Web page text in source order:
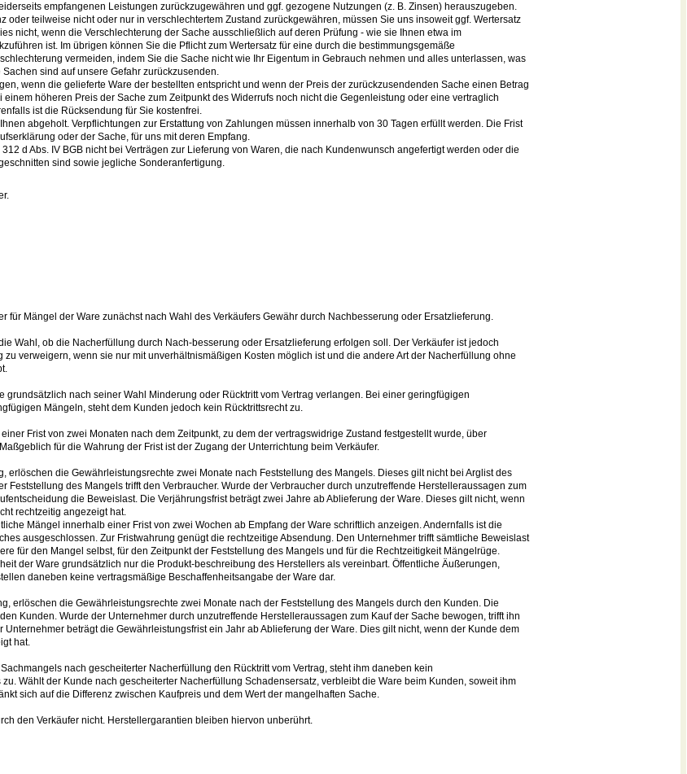
empfangenen Leistungen zurückzugewähren und ggf. gezogene Nutzungen (z. B. Zinsen) herauszugeben.
oder teilweise nicht oder nur in verschlechtertem Zustand zurückgewähren, müssen Sie uns insoweit ggf. Wertersatz
nicht, wenn die Verschlechterung der Sache ausschließlich auf deren Prüfung - wie sie Ihnen etwa im
ist. Im übrigen können Sie die Pflicht zum Wertersatz für eine durch die bestimmungsgemäße
vermeiden, indem Sie die Sache nicht wie Ihr Eigentum in Gebrauch nehmen und alles unterlassen, was
sind auf unsere Gefahr zurückzusenden.
wenn die gelieferte Ware der bestellten entspricht und wenn der Preis der zurückzusendenden Sache einen Betrag
höheren Preis der Sache zum Zeitpunkt des Widerrufs noch nicht die Gegenleistung oder eine vertraglich
ist die Rücksendung für Sie kostenfrei.
abgeholt. Verpflichtungen zur Erstattung von Zahlungen müssen innerhalb von 30 Tagen erfüllt werden. Die Frist
oder der Sache, für uns mit deren Empfang.
d Abs. IV BGB nicht bei Verträgen zur Lieferung von Waren, die nach Kundenwunsch angefertigt werden oder die
sind sowie jegliche Sonderanfertigung.
für Mängel der Ware zunächst nach Wahl des Verkäufers Gewähr durch Nachbesserung oder Ersatzlieferung.
Wahl, ob die Nacherfüllung durch Nach-besserung oder Ersatzlieferung erfolgen soll. Der Verkäufer ist jedoch
zu verweigern, wenn sie nur mit unverhältnismäßigen Kosten möglich ist und die andere Art der Nacherfüllung ohne
grundsätzlich nach seiner Wahl Minderung oder Rücktritt vom Vertrag verlangen. Bei einer geringfügigen
Mängeln, steht dem Kunden jedoch kein Rücktrittsrecht zu.
Frist von zwei Monaten nach dem Zeitpunkt, zu dem der vertragswidrige Zustand festgestellt wurde, über
für die Wahrung der Frist ist der Zugang der Unterrichtung beim Verkäufer.
erlöschen die Gewährleistungsrechte zwei Monate nach Feststellung des Mangels. Dieses gilt nicht bei Arglist des
Feststellung des Mangels trifft den Verbraucher. Wurde der Verbraucher durch unzutreffende Herstelleraussagen zum
die Beweislast. Die Verjährungsfrist beträgt zwei Jahre ab Ablieferung der Ware. Dieses gilt nicht, wenn
rechtzeitig angezeigt hat.
Mängel innerhalb einer Frist von zwei Wochen ab Empfang der Ware schriftlich anzeigen. Andernfalls ist die
ausgeschlossen. Zur Fristwahrung genügt die rechtzeitige Absendung. Den Unternehmer trifft sämtliche Beweislast
für den Mangel selbst, für den Zeitpunkt der Feststellung des Mangels und für die Rechtzeitigkeit Mängelrüge.
der Ware grundsätzlich nur die Produkt-beschreibung des Herstellers als vereinbart. Öffentliche Äußerungen,
daneben keine vertragsmäßige Beschaffenheitsangabe der Ware dar.
erlöschen die Gewährleistungsrechte zwei Monate nach der Feststellung des Mangels durch den Kunden. Die
Kunden. Wurde der Unternehmer durch unzutreffende Herstelleraussagen zum Kauf der Sache bewogen, trifft ihn
beträgt die Gewährleistungsfrist ein Jahr ab Ablieferung der Ware. Dies gilt nicht, wenn der Kunde dem
hat.
nach gescheiterter Nacherfüllung den Rücktritt vom Vertrag, steht ihm daneben kein
Wählt der Kunde nach gescheiterter Nacherfüllung Schadensersatz, verbleibt die Ware beim Kunden, soweit ihm
sich auf die Differenz zwischen Kaufpreis und dem Wert der mangelhaften Sache.
den Verkäufer nicht. Herstellergarantien bleiben hiervon unberührt.